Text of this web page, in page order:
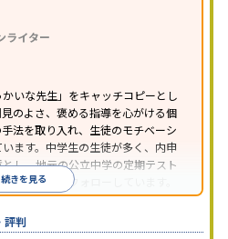
ライター
いな先生」をキャッチコピーとし
のよさ、褒める指導を心がける個
法を取り入れ、生徒のモチベーシ
ます。中学生の生徒が多く、内申
し、地元の公立中学の定期テスト
厚く学習をフォローしています。
おり、特に英語は各教科書に合わ
学習」で理解度を深められます。
続きを見る
評判